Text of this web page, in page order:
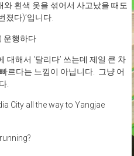
흰색 옷을 섞어서 사고났을 때도
졌다)’입니다.
운행하다
해서 ‘달리다’ 쓰는데 제일 큰 차
르다는 느낌이 아닙니다. 그냥 어
.
City all the way to Yangjae